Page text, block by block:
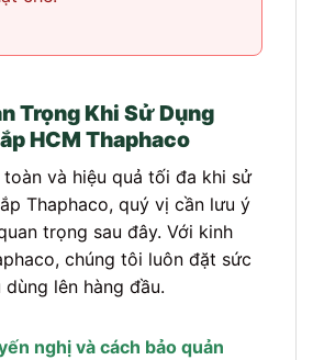
Trọng Khi Sử Dụng
HCM Thaphaco
và hiệu quả tối đa khi sử
Thaphaco, quý vị cần lưu ý
trọng sau đây. Với kinh
chúng tôi luôn đặt sức
lên hàng đầu.
nghị và cách bảo quản